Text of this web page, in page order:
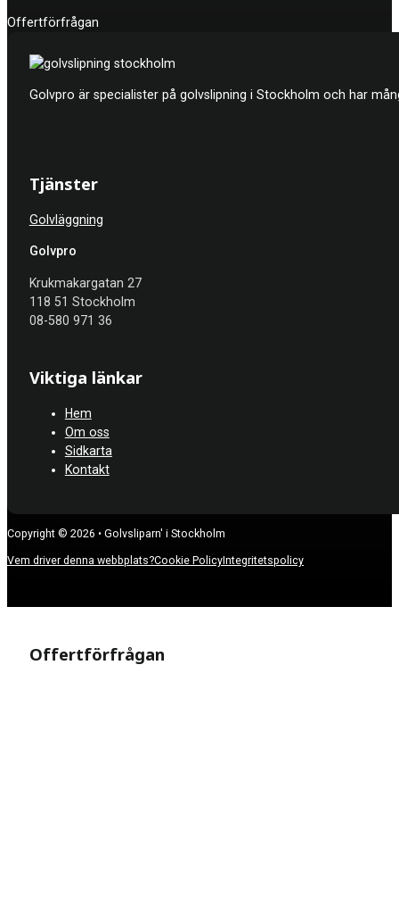
Offertförfrågan
Golvpro är specialister på golvslipning i Stockholm och har
Tjänster
Golvläggning
Golvpro
Krukmakargatan 27
118 51 Stockholm
08-580 971 36
Viktiga länkar
Hem
Om oss
Sidkarta
Kontakt
Copyright © 2026 • Golvsliparn' i Stockholm
Vem driver denna webbplats?Cookie PolicyIntegritetspolicy
Offertförfrågan